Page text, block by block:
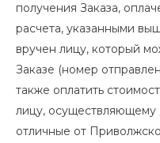
получения Заказа,
расчета, указанными
вручен лицу, который
Заказе (номер
также оплатить
лицу, осуществляющему
отличные от